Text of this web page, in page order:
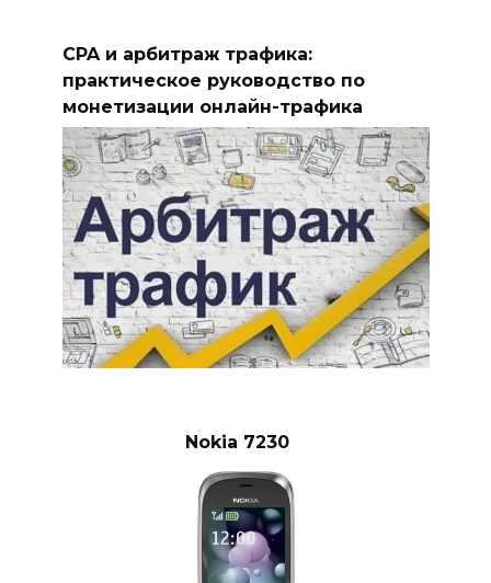
CPA и арбитраж трафика:
практическое руководство по
монетизации онлайн-трафика
Nokia 7230